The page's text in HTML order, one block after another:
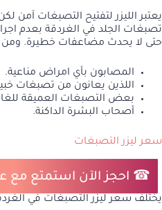
يعتبر الليزر لتفتيح التصبغات آمن
تصبغات الجلد في الغردقة بعدم
حتى لا يحدث مضاعفات خطيرة. ومن
المصابون بأي امراض مناعية.
اللذين يعانون من تصبغات
بعض التصبغات العميقة
أصحاب البشرة الداكنة.
سعر ليزر التصبغات
☎ احجز الآن استمتع مع
يختلف سعر ليزر التصبغات في